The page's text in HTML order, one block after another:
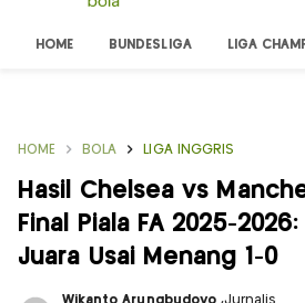
HOME BUNDESLIGA LIGA
HOME BOLA LIGA INGGRIS
Hasil Chelsea vs
Final Piala FA 2025-2026:
Juara Usai Menang 1-0
Wikanto Arungbudoyo ,Jurnalis